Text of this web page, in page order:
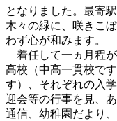
となりました。最寄
木々の緑に、咲きこ
わず心が和みます。
着任して一ヵ月程が
高校（中高一貫校で
す）、それぞれの入
迎会等の行事を見、
通信、幼稚園だより